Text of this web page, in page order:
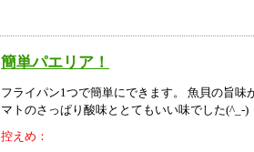
簡単パエリア！
フライパン1つで簡単にできます。 魚貝の旨味
マトのさっぱり酸味ととてもいい味でした(^_-)
控えめ：